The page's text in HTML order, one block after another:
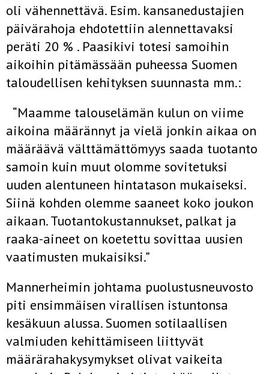
oli vähennettävä. Esim. kansanedustajien
päivärahoja ehdotettiin alennettavaksi
peräti 20 % . Paasikivi totesi samoihin
aikoihin pitämässään puheessa Suomen
taloudellisen kehityksen suunnasta mm.:
“Maamme talouselämän kulun on viime
aikoina määrännyt ja vielä jonkin aikaa on
määräävä välttämättömyys saada tuotanto
samoin kuin muut olomme sovitetuksi
uuden alentuneen hintatason mukaiseksi.
Siinä kohden olemme saaneet koko joukon
aikaan. Tuotantokustannukset, palkat ja
raaka-aineet on koetettu sovittaa uusien
vaatimusten mukaisiksi.”
Mannerheimin johtama puolustusneuvosto
piti ensimmäisen virallisen istuntonsa
kesäkuun alussa. Suomen sotilaallisen
valmiuden kehittämiseen liittyvät
määrärahakysymykset olivat vaikeita